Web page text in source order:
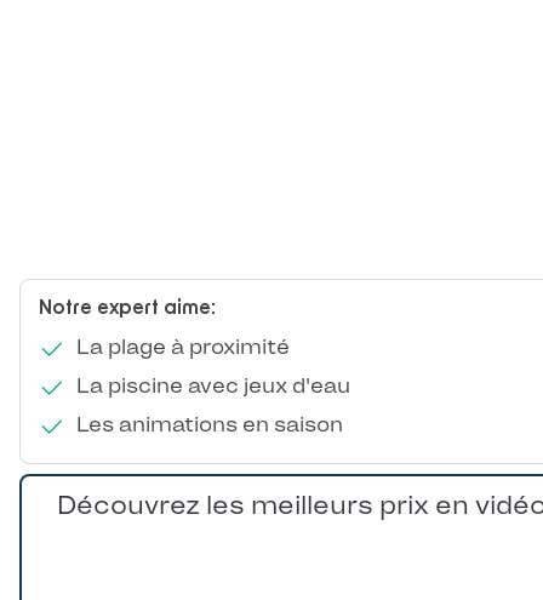
Notre expert aime:
La plage à proximité
La piscine avec jeux d'eau
Les animations en saison
Découvrez les meilleurs prix en